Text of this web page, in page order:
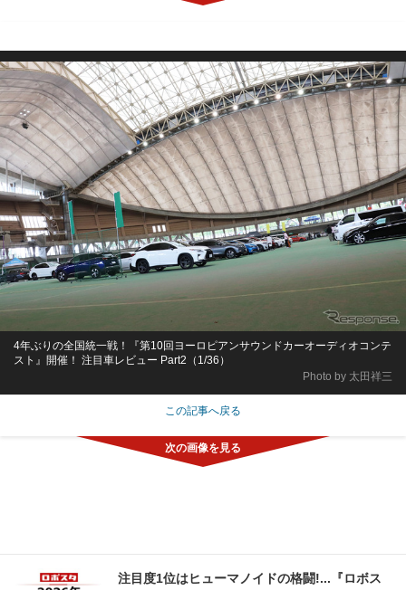
Photo by 太田祥三
4年ぶりの全国統一戦！『第10回ヨーロピアンサウンドカーオーディオコンテ
スト』開催！ 注目車レビュー Part2（1/36）
この記事へ戻る
注目度1位はヒューマノイドの格闘!...『ロボス